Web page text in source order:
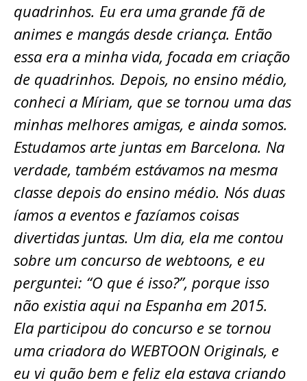
quadrinhos. Eu era uma grande fã de
animes e mangás desde criança. Então
essa era a minha vida, focada em criação
de quadrinhos. Depois, no ensino médio,
conheci a Míriam, que se tornou uma das
minhas melhores amigas, e ainda somos.
Estudamos arte juntas em Barcelona. Na
verdade, também estávamos na mesma
classe depois do ensino médio. Nós duas
íamos a eventos e fazíamos coisas
divertidas juntas. Um dia, ela me contou
sobre um concurso de webtoons, e eu
perguntei: “O que é isso?”, porque isso
não existia aqui na Espanha em 2015.
Ela participou do concurso e se tornou
uma criadora do WEBTOON Originals, e
eu vi quão bem e feliz ela estava criando